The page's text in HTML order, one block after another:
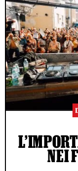
NEI